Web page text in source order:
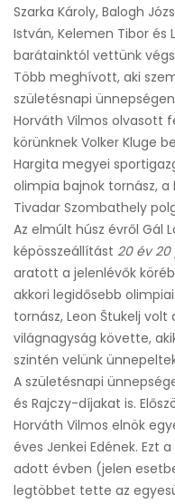
Szarka Károly, Balogh
István, Kelemen Tibor
barátainktól vettünk
Több meghívott, aki
születésnapi
Horváth Vilmos olvasott
körünknek Volker Kluge
Hargita megyei
olimpia bajnok tornász, a
Tivadar Szombathely
Az elmúlt húsz évről Gál
képösszeállítást 20 év
aratott a jelenlévők
akkori legidősebb
tornász, Leon Štukelj
világnagyság követte,
szintén velünk
A születésnapi
és Rajczy-díjakat is.
Horváth Vilmos elnök
éves Jenkei Edének. Ezt
adott évben (jelen
legtöbbet tette az